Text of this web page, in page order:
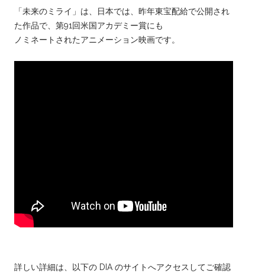
「未来のミライ」は、日本では、昨年東宝配給で公開され
た作品で、第91回米国アカデミー賞にも
ノミネートされたアニメーション映画です。
詳しい詳細は、以下の DIA のサイトへアクセスしてご確認